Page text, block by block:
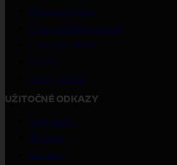
Festivalové účesy
Účesy na bežné nosenie
Účesy pre mužov
Kučery
Účesy pre deti
UŽITOČNÉ ODKAZY
Naše služby
Školenia
Pre firmy